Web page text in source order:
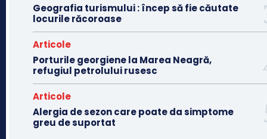
Geografia turismului : încep să fie căutate
locurile răcoroase
Articole
Porturile georgiene la Marea Neagră,
refugiul petrolului rusesc
Articole
Alergia de sezon care poate da simptome
greu de suportat